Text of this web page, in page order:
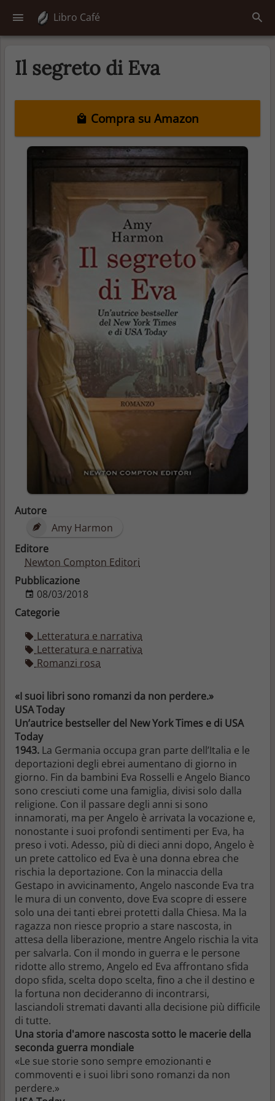
Libro Café
Il segreto di Eva
Compra su Amazon
Autore
Amy Harmon
Editore
Newton Compton Editori
Pubblicazione
08/03/2018
Categorie
Letteratura e narrativa
Letteratura e narrativa
Romanzi rosa
«I suoi libri sono romanzi da non perdere.»
USA Today
Un’autrice bestseller del New York Times e di USA
Today
1943. La Germania occupa gran parte dell’Italia e le
deportazioni degli ebrei aumentano di giorno in
giorno. Fin da bambini Eva Rosselli e Angelo Bianco
sono cresciuti come una famiglia, divisi solo dalla
religione. Con il passare degli anni si sono
innamorati, ma per Angelo è arrivata la vocazione e,
nonostante i suoi profondi sentimenti per Eva, ha
preso i voti. Adesso, più di dieci anni dopo, Angelo è
un prete cattolico ed Eva è una donna ebrea che
rischia la deportazione. Con la minaccia della
Gestapo in avvicinamento, Angelo nasconde Eva tra
le mura di un convento, dove Eva scopre di essere
solo una dei tanti ebrei protetti dalla Chiesa. Ma la
ragazza non riesce proprio a stare nascosta, in
attesa della liberazione, mentre Angelo rischia la vita
per salvarla. Con il mondo in guerra e le persone
ridotte allo stremo, Angelo ed Eva affrontano sfida
dopo sfida, scelta dopo scelta, fino a che il destino e
la fortuna non decideranno di incontrarsi,
lasciandoli stremati davanti alla decisione più difficile
di tutte.
Una storia d'amore nascosta sotto le macerie della
seconda guerra mondiale
«Le sue storie sono sempre emozionanti e
commoventi e i suoi libri sono romanzi da non
perdere.»